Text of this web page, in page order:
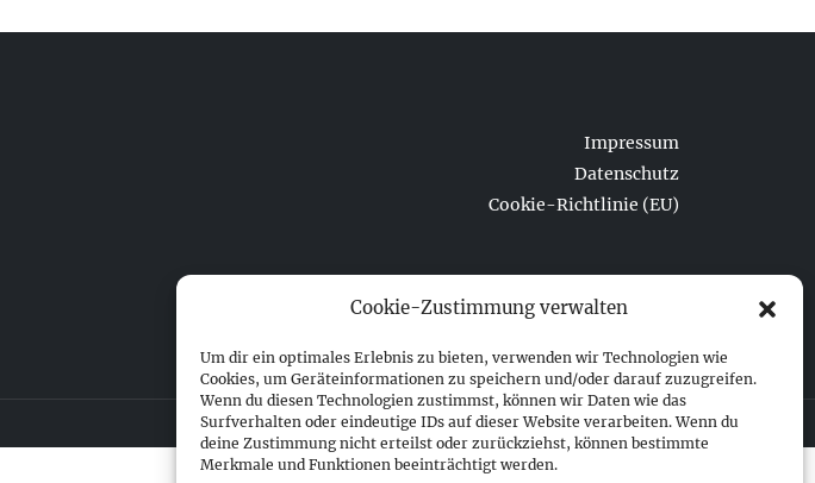
Cookie-Zustimmung verwalten
Um dir ein optimales Erlebnis zu bieten, verwenden wir Technologien wie
Cookies, um Geräteinformationen zu speichern und/oder darauf zuzugreifen.
Wenn du diesen Technologien zustimmst, können wir Daten wie das
Surfverhalten oder eindeutige IDs auf dieser Website verarbeiten. Wenn du
deine Zustimmung nicht erteilst oder zurückziehst, können bestimmte
Merkmale und Funktionen beeinträchtigt werden.
Impressum
Datenschutz
Cookie-Richtlinie (EU)